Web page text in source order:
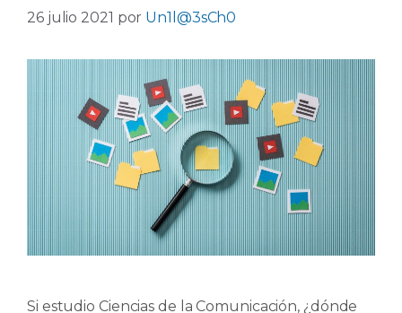
26 julio 2021 por Un1l@3sCh0
Si estudio Ciencias de la Comunicación, ¿dónde